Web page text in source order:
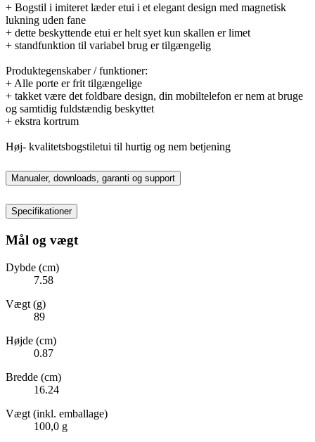
+ Bogstil i imiteret læder etui i et elegant design med magnetisk
lukning uden fane
+ dette beskyttende etui er helt syet kun skallen er limet
+ standfunktion til variabel brug er tilgængelig
Produktegenskaber / funktioner:
+ Alle porte er frit tilgængelige
+ takket være det foldbare design, din mobiltelefon er nem at bruge
og samtidig fuldstændig beskyttet
+ ekstra kortrum
Høj- kvalitetsbogstiletui til hurtig og nem betjening
Manualer, downloads, garanti og support
Specifikationer
Mål og vægt
Dybde (cm)
7.58
Vægt (g)
89
Højde (cm)
0.87
Bredde (cm)
16.24
Vægt (inkl. emballage)
100,0 g